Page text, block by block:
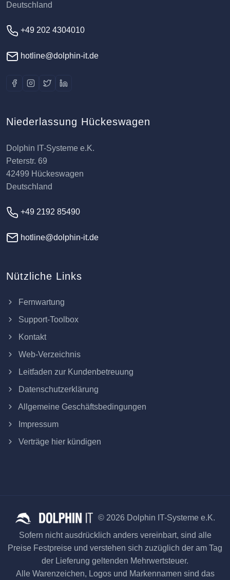
Deutschland
+49 202 4304010
hotline@dolphin-it.de
Niederlassung Hückeswagen
Dolphin IT-Systeme e.K.
Peterstr. 69
42499 Hückeswagen
Deutschland
+49 2192 85490
hotline@dolphin-it.de
Nützliche Links
Fernwartung
Support-Toolbox
Kontakt
Web-Verzeichnis
Leitfaden zur Kundenbetreuung
Datenschutzerklärung
Allgemeine Geschäftsbedingungen
Impressum
Verträge hier kündigen
© 2026 Dolphin IT-Systeme e.K.
Sofern nicht ausdrücklich anders vereinbart, sind alle
Preise Festpreise und verstehen sich zuzüglich der am Tag
der Lieferung geltenden Mehrwertsteuer.
Alle Warenzeichen, Logos und Markennamen sind das